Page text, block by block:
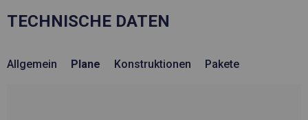
TECHNISCHE DATEN
Allgemein Plane Konstruktionen Pakete